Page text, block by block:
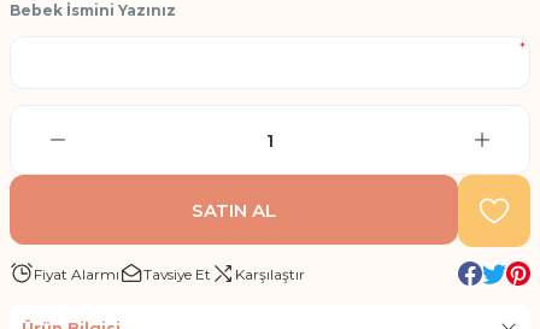
Bebek İsmini Yazınız
*
SATIN AL
Fiyat Alarmı Tavsiye Et Karşılaştır